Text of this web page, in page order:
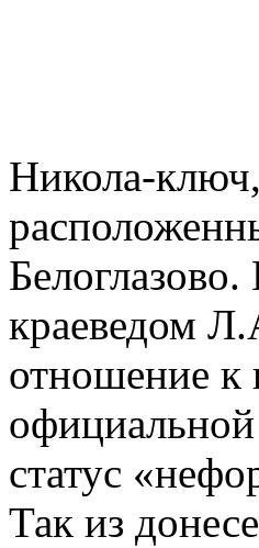
Никола-
краеведом
отношение к
статус
Так из